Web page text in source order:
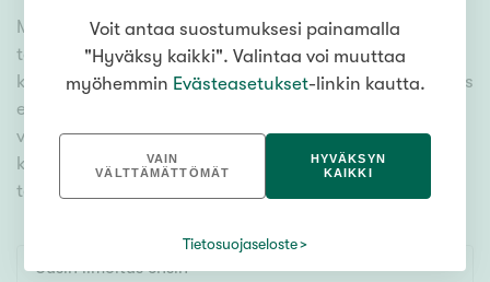
Asuntotyyppi
Kerros-/luhtitalo
Rivitalo/paritalo
Omakoti-/erillistalo
Maa- tai metsätila
Vapaa-ajan asunto
Meiltä löydät vuokrattavat asunnot Kannonkoski, oli
tarpeesi mikä vain! Tuhansien kohteiden ja satojen
kiinteistönvälittäjien verkostomme auttaa sinua kenties
elämäsi tärkeimmässä päätöksessä. Katso alta kaikki
vuokrattavat asunnot Kannonkoski. Hyödynnä myös
kätevää hakutyökaluamme, jonka avulla löydät omien
toiveidesi mukaisen kodin.
Uusin ilmoitus ensin
Voit antaa suostumuksesi painamalla
"Hyväksy kaikki". Valintaa voi muuttaa
myöhemmin Evästeasetukset-linkin kautta.
VAIN
VÄLTTÄMÄTTÖMÄT
HYVÄKSYN
KAIKKI
Tietosuojaseloste